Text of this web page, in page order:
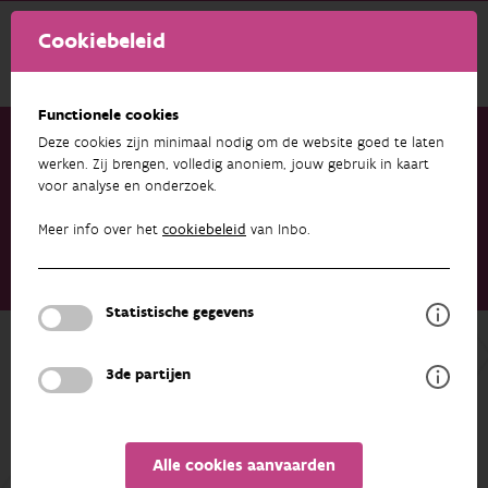
Cookiebeleid
Functionele cookies
Deze cookies zijn minimaal nodig om de website goed te laten
werken. Zij brengen, volledig anoniem, jouw gebruik in kaart
voor analyse en onderzoek.
Meer info over het cookiebeleid van Inbo.
Statistische gegevens
3de partijen
Alle cookies aanvaarden
Onderzoek & resultaten
Ecologische effecten van ingrepen en beheer op Europese
natuurdoelen: Lange termijn doorrekening Grensmaas met
ECODYN. Afstemmen natuurbeheer en hoogwaterveiligheid in
Ecologische effecten van ingrepen en
Lange termijn doorrekening